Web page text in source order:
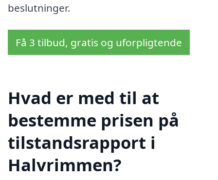
beslutninger.
Få 3 tilbud, gratis og uforpligtende
Hvad er med til at
bestemme prisen på
tilstandsrapport i
Halvrimmen?